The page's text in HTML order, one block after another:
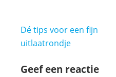
Bericht
navigatie
Dé tips voor een fijn
uitlaatrondje
Geef een reactie